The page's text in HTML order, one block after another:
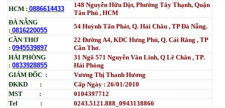
HCM : 0886614433
148 Nguyễn Hữu Dật, Phường Tây Thạnh, Quận
Tân Phú , HCM
ĐÀ NẴNG
: 0816220055
54 Huỳnh Tấn Phát, Q. Hải Châu , TP Đà Nẵng.
CẦN THƠ
: 0945539897
22 Đường A4, KDC Hưng Phú, Q. Cái Răng , TP
Cần Thơ.
HẢI PHÒNG
: 0833928855
31 Ngõ 571 Nguyễn Văn Linh, Q Lê Chân , TP.
Hải Phòng
GIÁM ĐỐC :
Vương Thị Thanh Hương
ĐKKD :
Cấp Ngày : 26/01/2010
MST :
0104397712
Tel :
0243.5121.888_0943138866